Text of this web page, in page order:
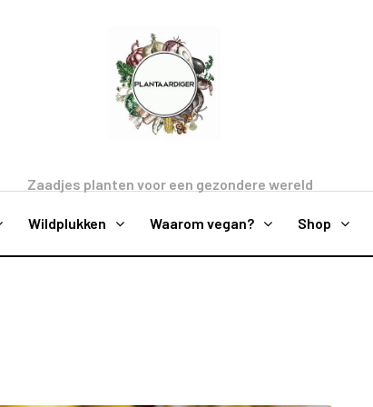
Zaadjes planten voor een gezondere wereld
Wildplukken Waarom vegan? Shop